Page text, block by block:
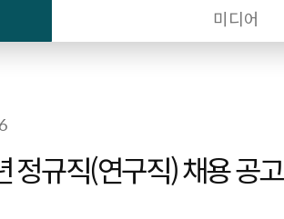
미디어
정규직(연구직) 채용 공고